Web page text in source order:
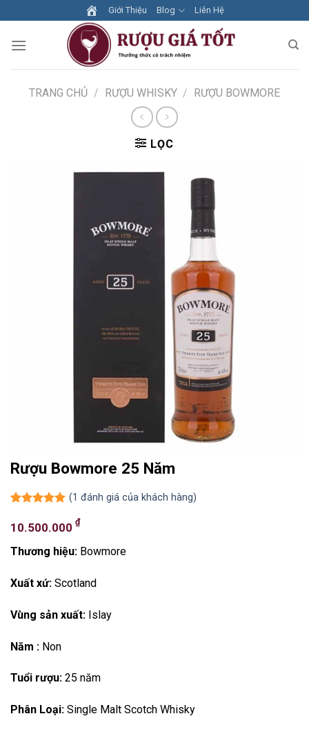
to
content
Giới Thiệu Blog Liên Hệ
TRANG CHỦ / RƯỢU WHISKY / RƯỢU BOWMORE
LỌC
Rượu Bowmore 25 Năm
dựa trên
(1 đánh giá của khách hàng)
10.500.000 ₫
Thương hiệu: Bowmore
Xuất xứ: Scotland
Vùng sản xuất: Islay
Năm : Non
Tuổi rượu: 25 năm
Phân Loại: Single Malt Scotch Whisky